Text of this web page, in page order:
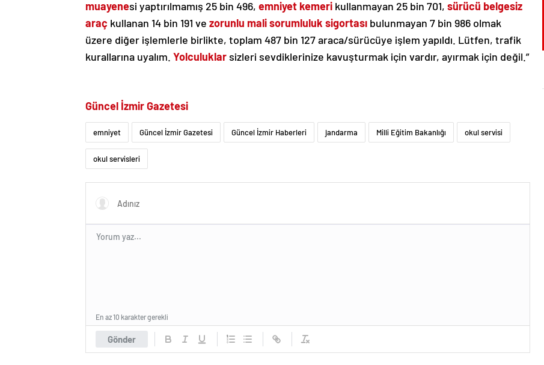
muayenesi yaptırılmamış 25 bin 496, emniyet kemeri kullanmayan 25 bin 701, sürücü belgesiz
araç kullanan 14 bin 191 ve zorunlu mali sorumluluk sigortası bulunmayan 7 bin 986 olmak
üzere diğer işlemlerle birlikte, toplam 487 bin 127 araca/sürücüye işlem yapıldı. Lütfen, trafik
kurallarına uyalım. Yolculuklar sizleri sevdiklerinize kavuşturmak için vardır, ayırmak için değil.”
Güncel İzmir Gazetesi
emniyet Güncel İzmir Gazetesi Güncel İzmir Haberleri jandarma Milli Eğitim Bakanlığı okul servisi
okul servisleri
Gönder
En az 10 karakter gerekli